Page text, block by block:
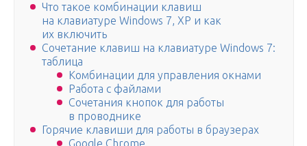
Что такое комбинации клавиш
на клавиатуре Windows 7, XP и как
их включить
Сочетание клавиш на клавиатуре Windows 7:
таблица
Комбинации для управления окнами
Работа с файлами
Сочетания кнопок для работы
в проводнике
Горячие клавиши для работы в браузерах
Google Chrome